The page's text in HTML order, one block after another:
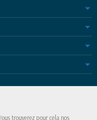
trouverez pour cela nos